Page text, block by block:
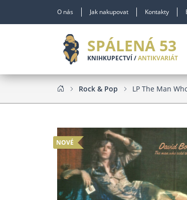
O nás Jak nakupovat Kontakty
SPÁLENÁ 53
KNIHKUPECTVÍ /ANTIKVARIÁT
Rock & Pop LP The Man
NOVÉ